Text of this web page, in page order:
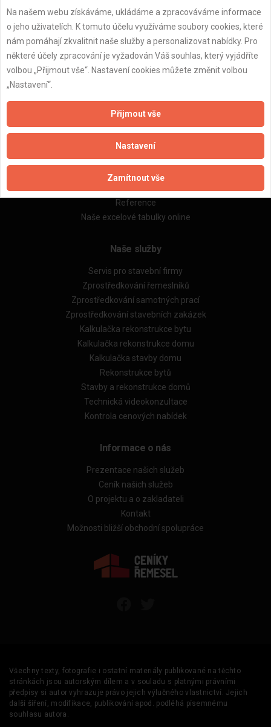
Zobrazeno 1 z 1 reference
Důležité informace
Naše firmy a řemeslníci
Zpracování a ochrana osobních údajů
Zásady pro používání souborů cookie
Obchodní podmínky (zprostředkování)
Reference
Naše excelové tabulky online
Naše služby
Servis pro stavební firmy
Zprostředkování řemeslníků
Zprostředkování samotných prací
Zprostředkování stavebních zakázek
Kalkulačka rekonstrukce bytu
Kalkulačka rekonstrukce domu
Kalkulačka stavby domu
Rekonstrukce bytů
Stavby a rekonstrukce domů
Technická videokonzultace
Kontrola cenových nabídek
Informace o nás
Prezentace našich služeb
Ceník našich služeb
O projektu a o zakladateli
Kontakt
Možnosti bližší obchodní spolupráce
Všechny texty, fotografie i ostatní materiály publikované na těchto
stránkách jsou autorským dílem a v souladu s platnými právními
předpisy si autor vyhrazuje právo jejich výlučného vlastnictví. Jejich
další šíření, modifikace, publikování apod. podléhá písemnému
souhlasu autora.
Na našem webu získáváme, ukládáme a zpracováváme informace
o jeho uživatelích. K tomuto účelu využíváme soubory cookies, které
nám pomáhají zkvalitnit naše služby a personalizovat nabídky. Pro
některé účely zpracování je vyžadován Váš souhlas, který vyjádříte
volbou „Přijmout vše“. Nastavení cookies můžete změnit volbou
„Nastavení“.
Přijmout vše
Nastavení
Zamítnout vše